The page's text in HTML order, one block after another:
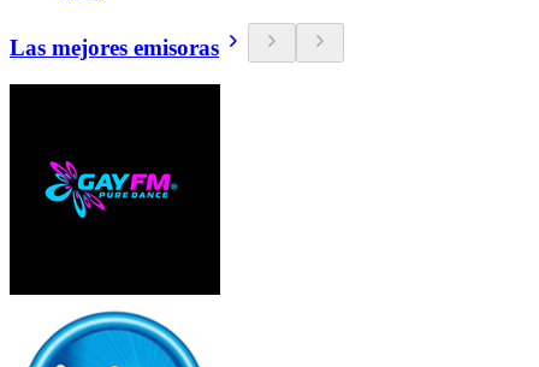
Las mejores emisoras